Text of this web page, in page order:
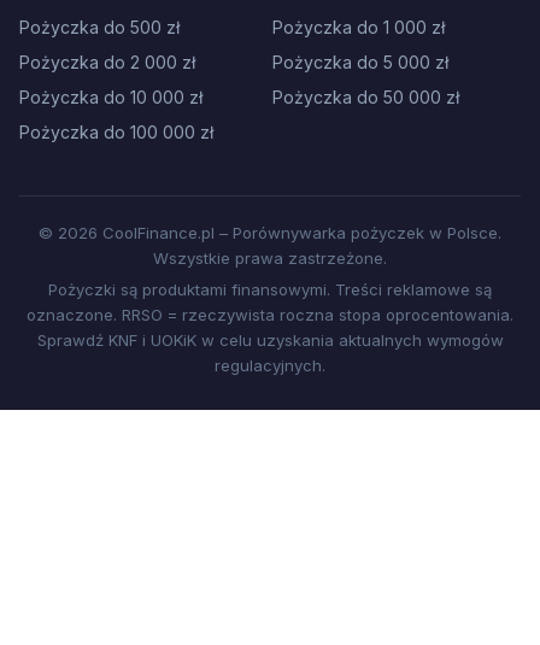
Pożyczka do 500 zł
Pożyczka do 1 000 zł
Pożyczka do 2 000 zł
Pożyczka do 5 000 zł
Pożyczka do 10 000 zł
Pożyczka do 50 000 zł
Pożyczka do 100 000 zł
© 2026 CoolFinance.pl – Porównywarka pożyczek w Polsce.
Wszystkie prawa zastrzeżone.
Pożyczki są produktami finansowymi. Treści reklamowe są
oznaczone. RRSO = rzeczywista roczna stopa oprocentowania.
Sprawdź KNF i UOKiK w celu uzyskania aktualnych wymogów
regulacyjnych.